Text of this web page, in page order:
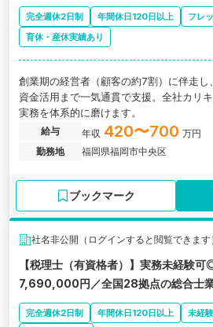
完全週休2日制 年間休日120日以上 フレ
育休・産休実績あり
創業期の経営者（顧客の約7割）に伴走し
資金活用まで一気通貫で支援。全社カリ
実務を体系的に磨けます。
給与 年収 420〜700 万円
勤務地
福岡県福岡市中央区
ブックマーク
社名非公開（ログインすると閲覧できます
【税理士（有資格者）】実務未経
7,690,000円／全国28拠点の総合士業
完全週休2日制 年間休日120日以上 未経